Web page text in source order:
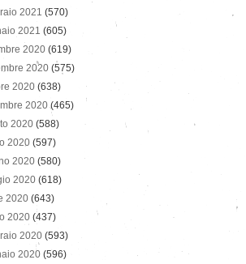
2021 (570)
2021 (605)
2020 (619)
2020 (575)
2020 (638)
2020(465)
2020 (588)
2020 (597)
2020 (580)
2020 (618)
2020 (643)
2020 (437)
2020 (593)
2020 (596)